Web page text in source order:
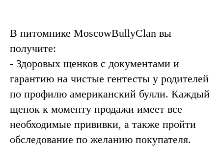
В питомнике MoscowBullyClan вы
получите:
- Здоровых щенков с документами и
гарантию на чистые гентесты у родителей
по профилю американский булли. Каждый
щенок к моменту продажи имеет все
необходимые прививки, а также пройти
обследование по желанию покупателя.